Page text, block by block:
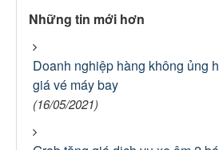
Những tin mới hơn
Doanh nghiệp hàng không ủng
giá vé máy bay
(16/05/2021)